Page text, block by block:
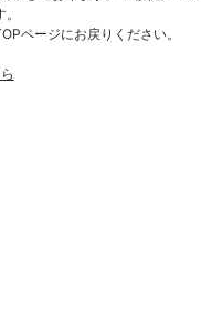
ページにお戻りください。